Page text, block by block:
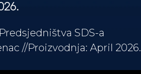
SDS-a
//Proizvodnja: April 2026.